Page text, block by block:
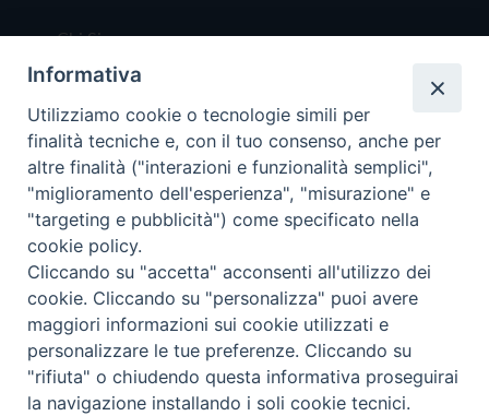
Chi Siamo
Redazione
Scrivici
Copyright © 2019 - Tutti i diritti riservati - Vita
Trentina Editrice
Privacy Policy
Torna
Informativa
Utilizziamo cookie o tecnologie simili per
finalità tecniche e, con il tuo consenso, anche per
altre finalità ("interazioni e funzionalità semplici",
"miglioramento dell'esperienza", "misurazione" e
"targeting e pubblicità") come specificato nella
cookie policy.
Cliccando su "accetta" acconsenti all'utilizzo dei
cookie. Cliccando su "personalizza" puoi avere
maggiori informazioni sui cookie utilizzati e
personalizzare le tue preferenze. Cliccando su
"rifiuta" o chiudendo questa informativa proseguirai
la navigazione installando i soli cookie tecnici.